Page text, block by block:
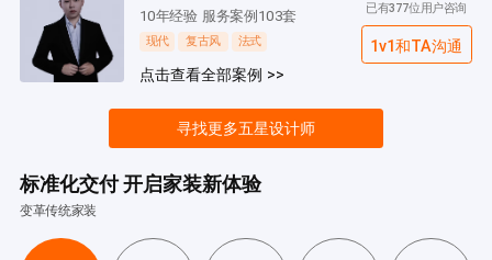
10年经验 服务案例103套
现代 复古风 法式
点击查看全部案例 >>
已有377位用户咨询
1v1和TA沟通
寻找更多五星设计师
标准化交付 开启家装新体验
变革传统家装